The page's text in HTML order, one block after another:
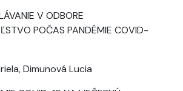
V ODBORE
POČAS PANDÉMIE COVID-
Dimunová Lucia